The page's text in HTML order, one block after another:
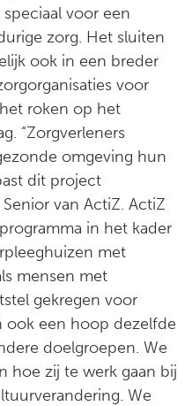
voor een
zorg. Het sluiten
ook in een breder
voor
roken op het
“Zorgverleners
omgeving hun
dit project
van ActiZ. ActiZ
in het kader
met
mensen met
gekregen voor
ook een hoop dezelfde
doelgroepen. We
hoe zij te werk gaan bij
We